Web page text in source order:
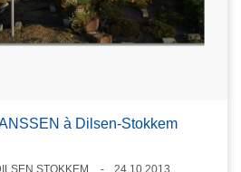
à Dilsen-Stokkem
STOKKEM
24.10.2013